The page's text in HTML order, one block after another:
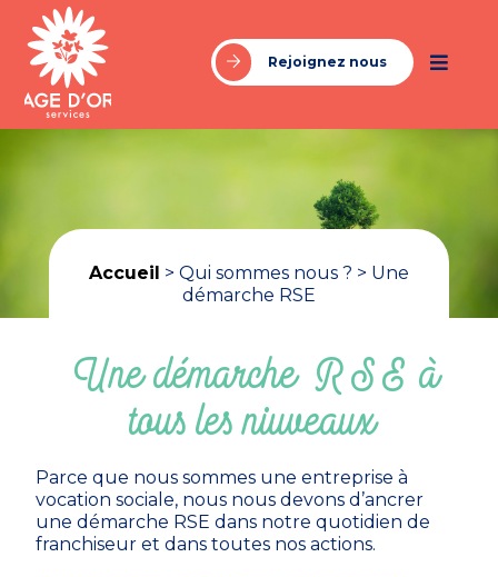
Rejoignez nous
Accueil > Qui sommes nous ? > Une
démarche RSE
Une démarche RSE à
tous les niuveaux
Parce que nous sommes une entreprise à
vocation sociale, nous nous devons d’ancrer
une démarche RSE dans notre quotidien de
franchiseur et dans toutes nos actions.